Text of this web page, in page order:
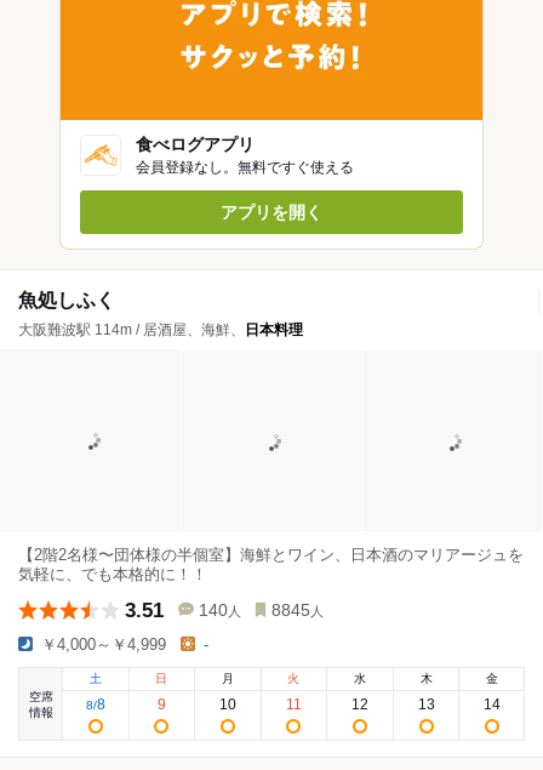
食べログアプリ
会員登録なし。無料ですぐ使える
アプリを開く
魚処しふく
大阪難波駅 114m / 居酒屋、海鮮、 日本料理
【2階2名様〜団体様の半個室】海鮮とワイン、日本酒のマリアージュを
気軽に、でも本格的に！！
3.51 140 人 8845 人
￥4,000～￥4,999 -
空席
情報
土
8/8
日
9
月
10
火
11
水
12
木
13
金
14